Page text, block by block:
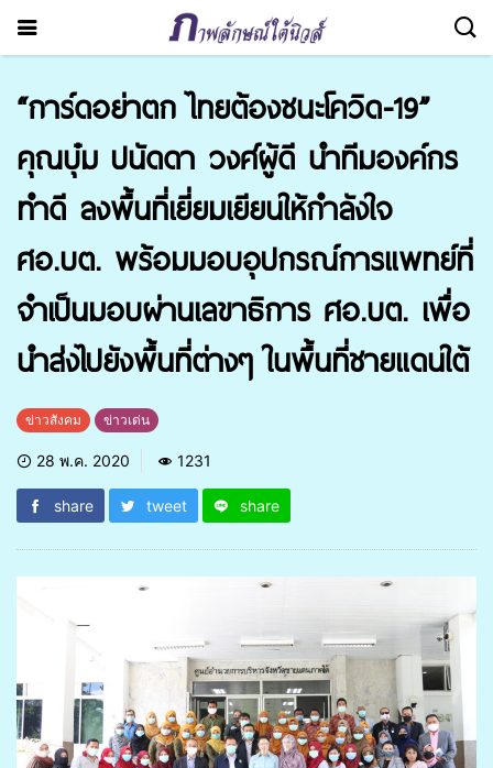
“การ์ดอย่าตก ไทยต้องชนะโควิด-19”
คุณบุ๋ม ปนัดดา วงศ์ผู้ดี นำทีมองค์กร
ทำดี ลงพื้นที่เยี่ยมเยียนให้กำลังใจ
ศอ.บต. พร้อมมอบอุปกรณ์การแพทย์ที่
จำเป็นมอบผ่านเลขาธิการ ศอ.บต. เพื่อ
นำส่งไปยังพื้นที่ต่างๆ ในพื้นที่ชายแดนใต้
ข่าวสังคม ข่าวเด่น
28 พ.ค. 2020 1231
share tweet share